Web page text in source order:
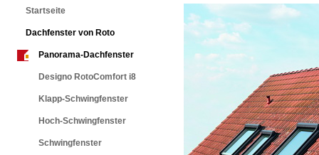
Startseite
Dachfenster von Roto
Panorama-Dachfenster
Designo RotoComfort i8
Klapp-Schwingfenster
Hoch-Schwingfenster
Schwingfenster